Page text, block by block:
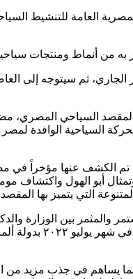
المصرية العامة للتنشيط
به من أنماط ومنتجات
زاهي حواس هذه الجولات بزيارة لدول منطقة البلطيق ( استونيا- لاتفيا-
السياحي المصري،
السياحية الوافدة
الكشف عنها مؤخراً في
بمنطقة آثار سقارة وأسرار هرم خوفو
التي يتميز بها
والمثمر بين الوزارة
للترويج للسياحة المصرية، كما أنه
يساهم في جذب مزيد من